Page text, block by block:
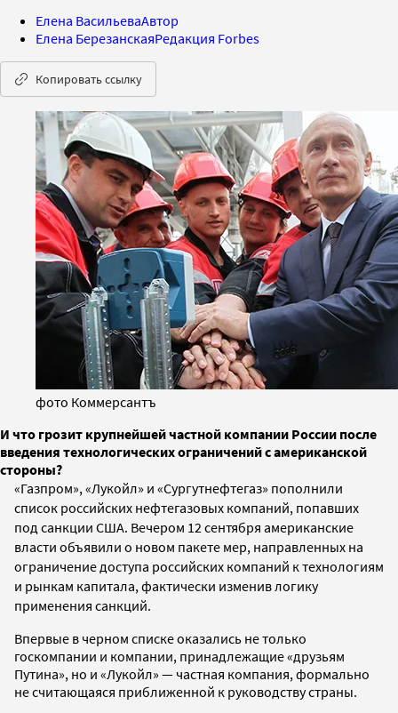
Елена ВасильеваАвтор
Елена БерезанскаяРедакция Forbes
Копировать ссылку
фото Коммерсантъ
И что грозит крупнейшей частной компании России после
введения технологических ограничений с американской
стороны?
«Газпром», «Лукойл» и «Сургутнефтегаз» пополнили
список российских нефтегазовых компаний, попавших
под санкции США. Вечером 12 сентября американские
власти объявили о новом пакете мер, направленных на
ограничение доступа российских компаний к технологиям
и рынкам капитала, фактически изменив логику
применения санкций.
Впервые в черном списке оказались не только
госкомпании и компании, принадлежащие «друзьям
Путина», но и «Лукойл» — частная компания, формально
не считающаяся приближенной к руководству страны.